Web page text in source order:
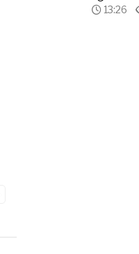
13:26